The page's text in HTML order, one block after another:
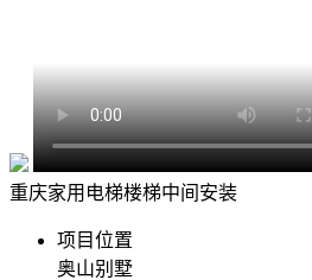
重庆家用电梯楼梯中间安装
项目位置
奥山别墅